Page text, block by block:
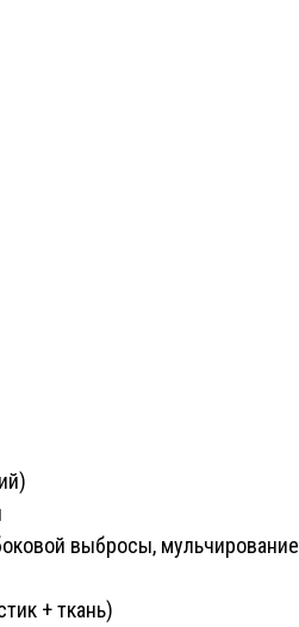
выбросы, мульчирование
+ ткань)